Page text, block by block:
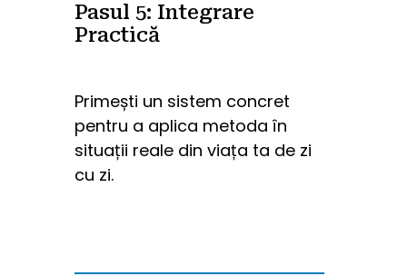
Pasul 5: Integrare
Practică
Primești un sistem concret
pentru a aplica metoda în
situații reale din viața ta de zi
cu zi.